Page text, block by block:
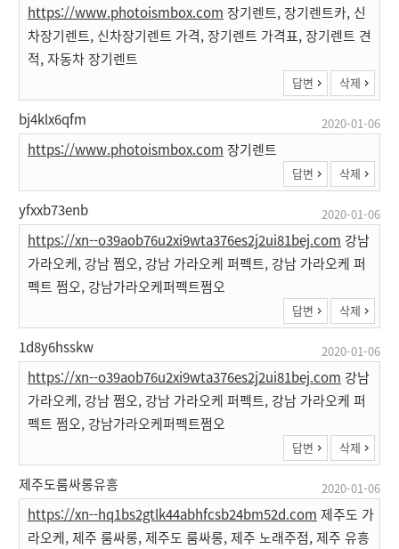
https://www.photoismbox.com 장기렌트, 장기렌트카, 신
차장기렌트, 신차장기렌트 가격, 장기렌트 가격표, 장기렌트 견
적, 자동차 장기렌트
답변 삭제
bj4klx6qfm 2020-01-06
https://www.photoismbox.com 장기렌트
답변 삭제
yfxxb73enb 2020-01-06
https://xn--o39aob76u2xi9wta376es2j2ui81bej.com 강남
가라오케, 강남 쩜오, 강남 가라오케 퍼펙트, 강남 가라오케 퍼
펙트 쩜오, 강남가라오케퍼펙트쩜오
답변 삭제
1d8y6hsskw 2020-01-06
https://xn--o39aob76u2xi9wta376es2j2ui81bej.com 강남
가라오케, 강남 쩜오, 강남 가라오케 퍼펙트, 강남 가라오케 퍼
펙트 쩜오, 강남가라오케퍼펙트쩜오
답변 삭제
제주도룸싸롱유흥 2020-01-06
https://xn--hq1bs2gtlk44abhfcsb24bm52d.com 제주도 가
라오케, 제주 룸싸롱, 제주도 룸싸롱, 제주 노래주점, 제주 유흥